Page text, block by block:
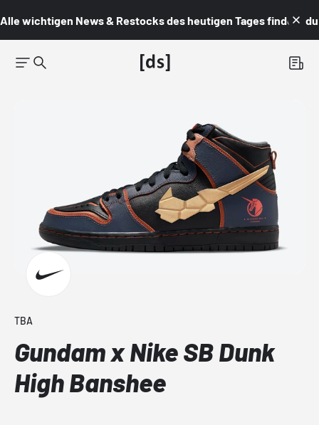
Alle wichtigen News & Restocks des heutigen Tages findest du
TBA
Gundam x Nike SB Dunk
High Banshee